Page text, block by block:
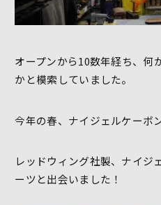
オープンから10数年経ち、何
かと模索していました。
今年の春、ナイジェルケーボ
レッドウィング社製、ナイジ
ーツと出会いました！